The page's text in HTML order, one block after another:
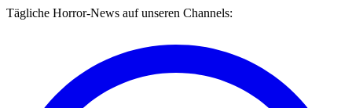
Tägliche Horror-News auf unseren Channels: